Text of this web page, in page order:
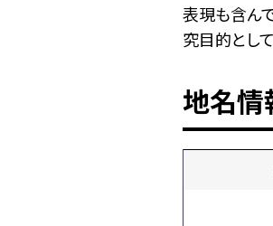
表現も含ん
究目的とし
地名情